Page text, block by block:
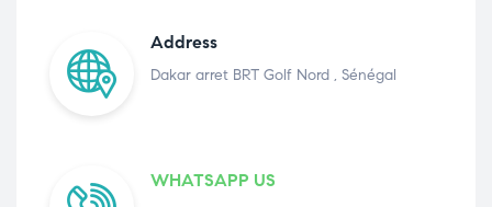
Address
Dakar arret BRT Golf Nord , Sénégal
WHATSAPP US